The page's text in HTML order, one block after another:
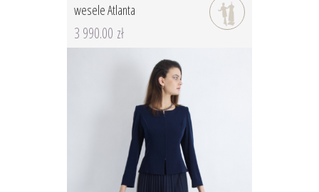
wesele Atlanta
3 990.00 zł